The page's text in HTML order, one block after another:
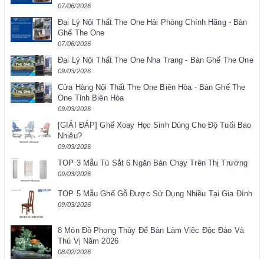
07/06/2026
Đại Lý Nội Thất The One Hải Phòng Chính Hãng - Bàn
Ghế The One
07/06/2026
Đại Lý Nội Thất The One Nha Trang - Bàn Ghế The One
09/03/2026
Cửa Hàng Nội Thất The One Biên Hòa - Bàn Ghế The
One Tỉnh Biên Hòa
09/03/2026
[GIẢI ĐÁP] Ghế Xoay Học Sinh Dùng Cho Độ Tuổi Bao
Nhiêu?
09/03/2026
TOP 3 Mẫu Tủ Sắt 6 Ngăn Bán Chạy Trên Thị Trường
09/03/2026
TOP 5 Mẫu Ghế Gỗ Được Sử Dụng Nhiều Tại Gia Đình
09/03/2026
8 Món Đồ Phong Thủy Để Bàn Làm Việc Độc Đáo Và
Thú Vị Năm 2026
08/02/2026